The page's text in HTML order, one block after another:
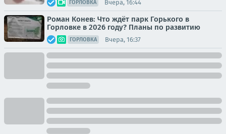
ГОРЛОВКА Вчера, 16:44
Роман Конев: Что ждёт парк Горького в
Горловке в 2026 году? Планы по развитию
ГОРЛОВКА Вчера, 16:37